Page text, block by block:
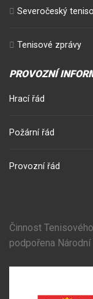
Severočeský
Tenisové zprávy
PROVOZNÍ
Hrací řád
Požární řád
Provozní řád
Činnost
podpořena